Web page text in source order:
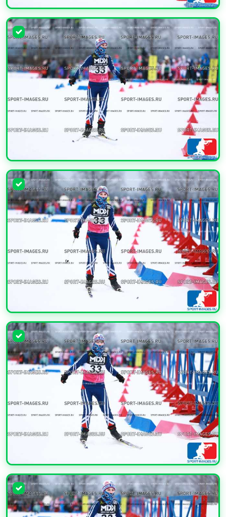
УВЕЛИЧИТЬ
УВЕЛИЧИТЬ
УВЕЛИЧИТЬ
УВЕЛИЧИТЬ